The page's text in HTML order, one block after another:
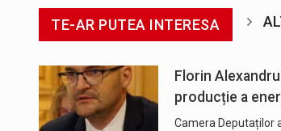
TE-AR PUTEA INTERESA
Florin
producție a
Camera Deputaților